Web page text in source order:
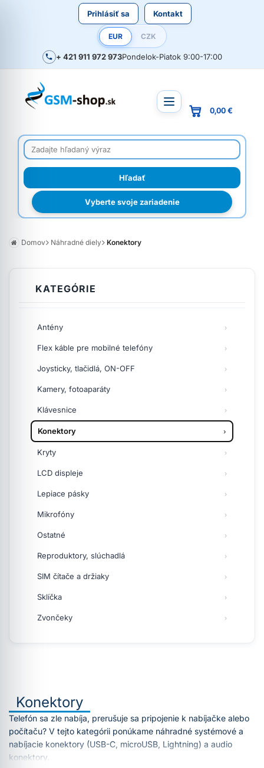
Prihlásiť sa Kontakt
EUR CZK
+ 421 911 972 973Pondelok-Piatok 9:00-17:00
Vyberte svoje zariadenie
0,00 €
Domov Náhradné diely Konektory
KATEGÓRIE
Antény
Flex káble pre mobilné telefóny
Joysticky, tlačidlá, ON-OFF
Kamery, fotoaparáty
Klávesnice
Konektory
Kryty
LCD displeje
Lepiace pásky
Mikrofóny
Ostatné
Reproduktory, slúchadlá
SIM čítače a držiaky
Sklíčka
Zvončeky
Konektory
Telefón sa zle nabíja, prerušuje sa pripojenie k nabíjačke alebo
počítaču? V tejto kategórii ponúkame náhradné systémové a
nabíjacie konektory (USB-C, microUSB, Lightning) a audio
konektory.